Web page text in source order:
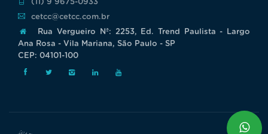
(11) 9 9675-0933
cetcc@cetcc.com.br
Rua Vergueiro Nª: 2253, Ed. Trend Paulista - Largo
Ana Rosa - Vila Mariana, São Paulo - SP
CEP: 04101-100